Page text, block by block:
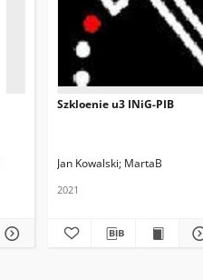
Szkloenie u3 INiG-PIB
Jan Kowalski MartaB
2021